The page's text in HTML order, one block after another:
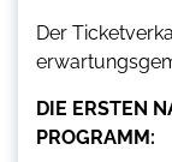
Der
DIE ERSTEN
PROGRAMM: